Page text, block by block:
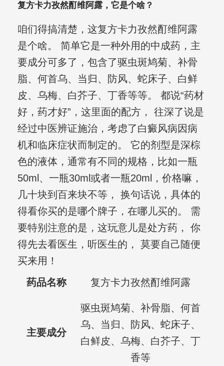
复方卡力孜然酊维阿露，它是个啥？
咱们得搞清楚，这复方卡力孜然酊维阿露
是个啥。 简单它是一种外用的中成药，主
要成分可多了，包含了驱虫斑鸠菊、补骨
脂、何首乌、当归、防风、蛇床子、白鲜
皮、乌梅、白芥子、丁香等等。 都说“药材
好，药才好”，这里面的配方， 往深了说是
经过中医辨证施治，考虑了白癜风病因病
机和临床症状而制定的。 它的剂型是深棕
色的液体，通常有不同的规格，比如一瓶
50ml、一瓶30ml或者一瓶20ml，价格嘛，
几十块到百来块不等， 换句话说，具体的
得看你买的是哪个牌子，在哪儿买的。 需
要特别注意的是，这玩意儿是处方药， 你
得先去看医生，听医生的， 莫要自己随便
买来用！
药品名称
复方卡力孜然酊维阿露
主要成分
驱虫斑鸠菊、补骨脂、何首
乌、当归、防风、蛇床子、
白鲜皮、乌梅、白芥子、丁
香等